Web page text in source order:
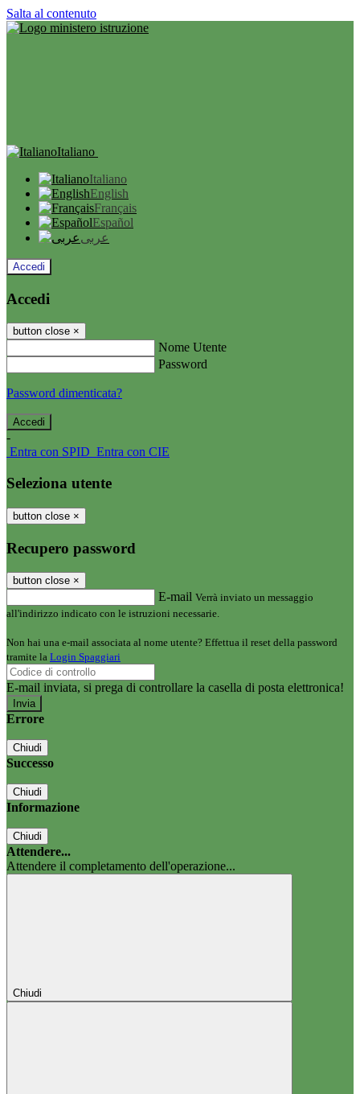
Salta al contenuto
Italiano
Italiano
English
Français
Español
عربى
Accedi
Accedi
button close ×
Nome Utente
Password
Password dimenticata?
-
Entra con SPID Entra con CIE
Seleziona utente
button close ×
Recupero password
button close ×
E-mail Verrà inviato un messaggio
all'indirizzo indicato con le istruzioni necessarie.
Non hai una e-mail associata al nome utente? Effettua il reset della password
tramite la Login Spaggiari
E-mail inviata, si prega di controllare la casella di posta elettronica!
Errore
Chiudi
Successo
Chiudi
Informazione
Chiudi
Attendere...
Attendere il completamento dell'operazione...
Chiudi